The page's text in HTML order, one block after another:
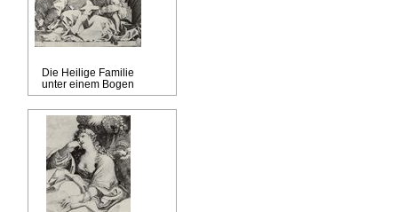
Die Heilige Familie
unter einem Bogen